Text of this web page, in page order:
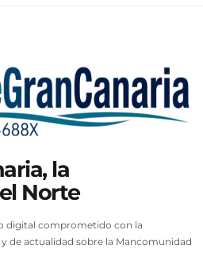
la
Norte
digital comprometido con la
de actualidad sobre la Mancomunidad